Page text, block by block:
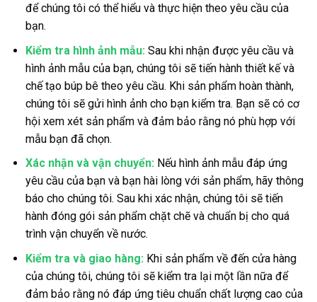
để chúng tôi có thể hiểu và thực hiện theo yêu cầu của
bạn.
Kiểm tra hình ảnh mẫu:Sau khi nhận được yêu cầu và
hình ảnh mẫu của bạn, chúng tôi sẽ tiến hành thiết kế và
chế tạo búp bê theo yêu cầu. Khi sản phẩm hoàn thành,
chúng tôi sẽ gửi hình ảnh cho bạn kiểm tra. Bạn sẽ có cơ
hội xem xét sản phẩm và đảm bảo rằng nó phù hợp với
mẫu bạn đã chọn.
Xác nhận và vận chuyển:Nếu hình ảnh mẫu đáp ứng
yêu cầu của bạn và bạn hài lòng với sản phẩm, hãy thông
báo cho chúng tôi. Sau khi xác nhận, chúng tôi sẽ tiến
hành đóng gói sản phẩm chặt chẽ và chuẩn bị cho quá
trình vận chuyển về nước.
Kiểm tra và giao hàng:Khi sản phẩm về đến cửa hàng
của chúng tôi, chúng tôi sẽ kiểm tra lại một lần nữa để
đảm bảo rằng nó đáp ứng tiêu chuẩn chất lượng cao của